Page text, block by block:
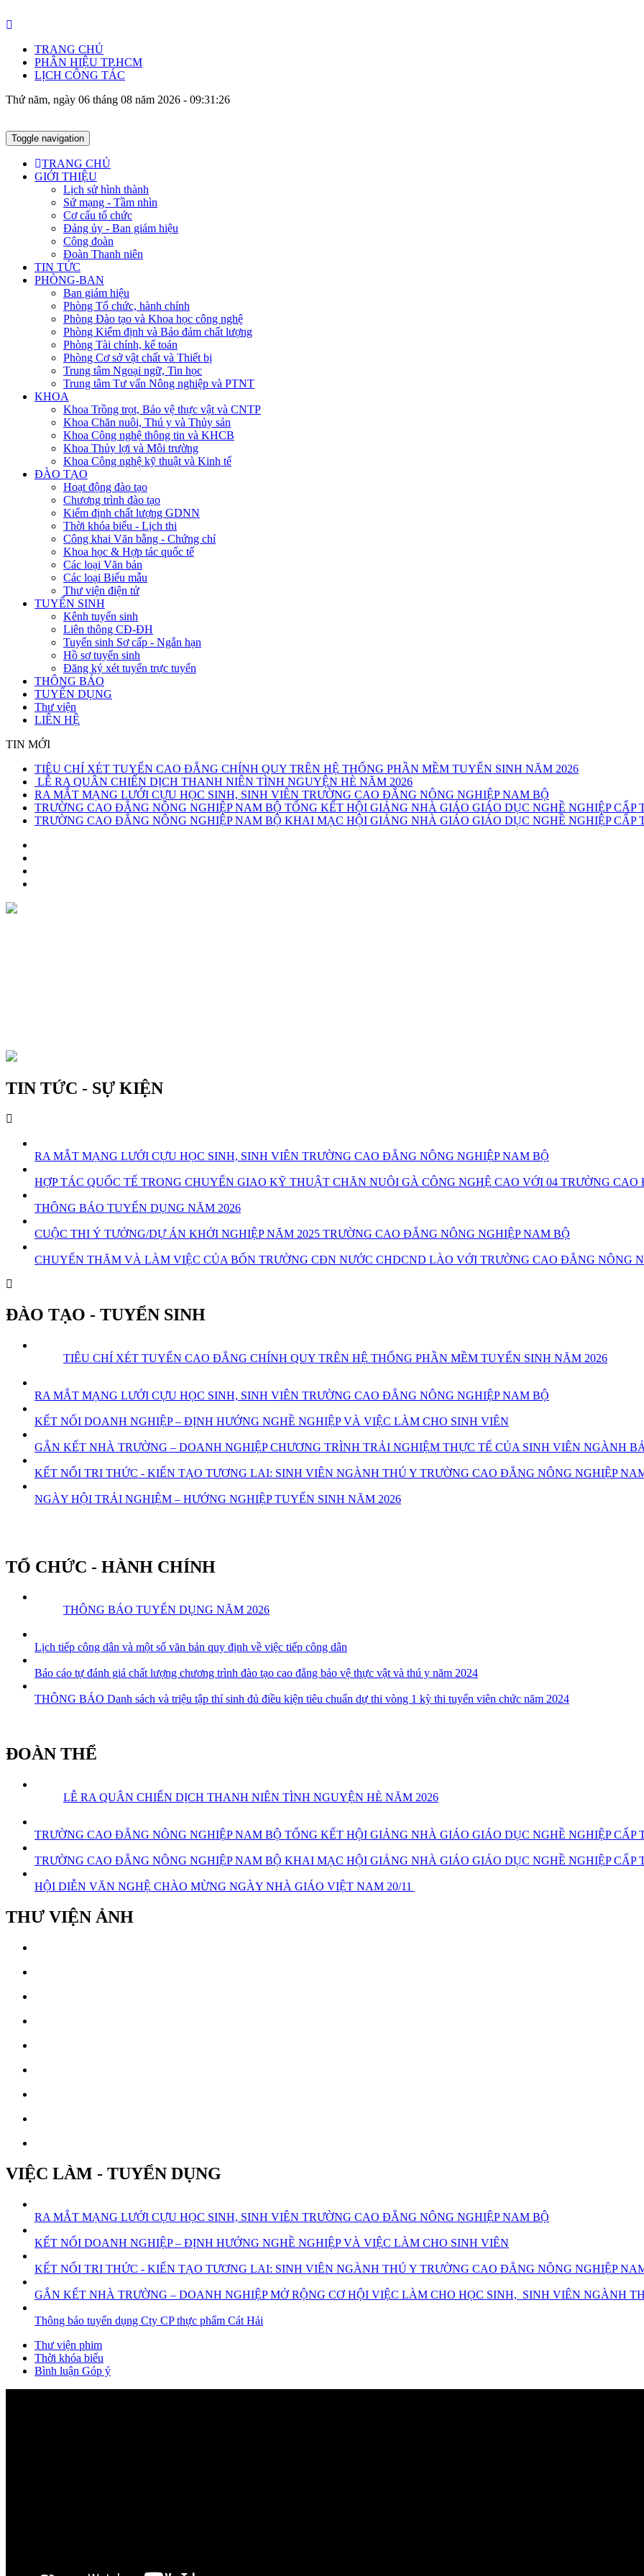
TRANG CHỦ
PHÂN HIỆU TP.HCM
LỊCH CÔNG TÁC
Thứ năm, ngày 06 tháng 08 năm 2026 - 09:31:27
Toggle navigation
TRANG CHỦ
GIỚI THIỆU
Lịch sử hình thành
Sứ mạng - Tầm nhìn
Cơ cấu tổ chức
Đảng ủy - Ban giám hiệu
Công đoàn
Đoàn Thanh niên
TIN TỨC
PHÒNG-BAN
Ban giám hiệu
Phòng Tổ chức, hành chính
Phòng Đào tạo và Khoa học công nghệ
Phòng Kiểm định và Bảo đảm chất lượng
Phòng Tài chính, kế toán
Phòng Cơ sở vật chất và Thiết bị
Trung tâm Ngoại ngữ, Tin học
Trung tâm Tư vấn Nông nghiệp và PTNT
KHOA
Khoa Trồng trọt, Bảo vệ thực vật và CNTP
Khoa Chăn nuôi, Thú y và Thủy sản
Khoa Công nghệ thông tin và KHCB
Khoa Thủy lợi và Môi trường
Khoa Công nghệ kỹ thuật và Kinh tế
ĐÀO TẠO
Hoạt động đào tạo
Chương trình đào tạo
Kiểm định chất lượng GDNN
Thời khóa biểu - Lịch thi
Công khai Văn bằng - Chứng chỉ
Khoa học & Hợp tác quốc tế
Các loại Văn bản
Các loại Biểu mẫu
Thư viện điện tử
TUYỂN SINH
Kênh tuyển sinh
Liên thông CĐ-ĐH
Tuyển sinh Sơ cấp - Ngắn hạn
Hồ sơ tuyển sinh
Đăng ký xét tuyển trực tuyến
THÔNG BÁO
TUYỂN DỤNG
Thư viện
LIÊN HỆ
TIN MỚI
TIÊU CHÍ XÉT TUYỂN CAO ĐẲNG CHÍNH QUY TRÊN HỆ THỐNG PHẦN MỀM TUYỂN SINH NĂM 2026
LỄ RA QUÂN CHIẾN DỊCH THANH NIÊN TÌNH NGUYỆN HÈ NĂM 2026
RA MẮT MẠNG LƯỚI CỰU HỌC SINH, SINH VIÊN TRƯỜNG CAO ĐẲNG NÔNG NGHIỆP NAM BỘ
TRƯỜNG CAO ĐẲNG NÔNG NGHIỆP NAM BỘ TỔNG KẾT HỘI GIẢNG NHÀ GIÁO GIÁO DỤC NGHỀ NGHIỆP CẤP
TRƯỜNG CAO ĐẲNG NÔNG NGHIỆP NAM BỘ KHAI MẠC HỘI GIẢNG NHÀ GIÁO GIÁO DỤC NGHỀ NGHIỆP CẤP
TIN TỨC - SỰ KIỆN
RA MẮT MẠNG LƯỚI CỰU HỌC SINH, SINH VIÊN TRƯỜNG CAO ĐẲNG NÔNG NGHIỆP NAM BỘ
HỢP TÁC QUỐC TẾ TRONG CHUYỂN GIAO KỸ THUẬT CHĂN NUÔI GÀ CÔNG NGHỆ CAO VỚI 04 TRƯỜNG
THÔNG BÁO TUYỂN DỤNG NĂM 2026
CUỘC THI Ý TƯỞNG/DỰ ÁN KHỞI NGHIỆP NĂM 2025 TRƯỜNG CAO ĐẲNG NÔNG NGHIỆP NAM BỘ
CHUYẾN THĂM VÀ LÀM VIỆC CỦA BỐN TRƯỜNG CĐN NƯỚC CHDCND LÀO VỚI TRƯỜNG CAO ĐẲNG NÔNG
ĐÀO TẠO - TUYỂN SINH
TIÊU CHÍ XÉT TUYỂN CAO ĐẲNG CHÍNH QUY TRÊN HỆ THỐNG PHẦN MỀM TUYỂN SINH NĂM 2026
RA MẮT MẠNG LƯỚI CỰU HỌC SINH, SINH VIÊN TRƯỜNG CAO ĐẲNG NÔNG NGHIỆP NAM BỘ
KẾT NỐI DOANH NGHIỆP – ĐỊNH HƯỚNG NGHỀ NGHIỆP VÀ VIỆC LÀM CHO SINH VIÊN
GẮN KẾT NHÀ TRƯỜNG – DOANH NGHIỆP CHƯƠNG TRÌNH TRẢI NGHIỆM THỰC TẾ CỦA SINH VIÊN NGÀNH
KẾT NỐI TRI THỨC - KIẾN TẠO TƯƠNG LAI: SINH VIÊN NGÀNH THÚ Y TRƯỜNG CAO ĐẲNG NÔNG NGHIỆP
NGÀY HỘI TRẢI NGHIỆM – HƯỚNG NGHIỆP TUYỂN SINH NĂM 2026
TỔ CHỨC - HÀNH CHÍNH
THÔNG BÁO TUYỂN DỤNG NĂM 2026
Lịch tiếp công dân và một số văn bản quy định về việc tiếp công dân
Báo cáo tự đánh giá chất lượng chương trình đào tạo cao đẳng bảo vệ thực vật và thú y năm 2024
THÔNG BÁO Danh sách và triệu tập thí sinh đủ điều kiện tiêu chuẩn dự thi vòng 1 kỳ thi tuyển viên chức năm 2024
ĐOÀN THỂ
LỄ RA QUÂN CHIẾN DỊCH THANH NIÊN TÌNH NGUYỆN HÈ NĂM 2026
TRƯỜNG CAO ĐẲNG NÔNG NGHIỆP NAM BỘ TỔNG KẾT HỘI GIẢNG NHÀ GIÁO GIÁO DỤC NGHỀ NGHIỆP CẤP
TRƯỜNG CAO ĐẲNG NÔNG NGHIỆP NAM BỘ KHAI MẠC HỘI GIẢNG NHÀ GIÁO GIÁO DỤC NGHỀ NGHIỆP CẤP
HỘI DIỄN VĂN NGHỆ CHÀO MỪNG NGÀY NHÀ GIÁO VIỆT NAM 20/11
THƯ VIỆN ẢNH
VIỆC LÀM - TUYỂN DỤNG
RA MẮT MẠNG LƯỚI CỰU HỌC SINH, SINH VIÊN TRƯỜNG CAO ĐẲNG NÔNG NGHIỆP NAM BỘ
KẾT NỐI DOANH NGHIỆP – ĐỊNH HƯỚNG NGHỀ NGHIỆP VÀ VIỆC LÀM CHO SINH VIÊN
KẾT NỐI TRI THỨC - KIẾN TẠO TƯƠNG LAI: SINH VIÊN NGÀNH THÚ Y TRƯỜNG CAO ĐẲNG NÔNG NGHIỆP
GẮN KẾT NHÀ TRƯỜNG – DOANH NGHIỆP MỞ RỘNG CƠ HỘI VIỆC LÀM CHO HỌC SINH, SINH VIÊN NGÀNH
Thông báo tuyển dụng Cty CP thực phẩm Cát Hải
Thư viện phim
Thời khóa biểu
Bình luận Góp ý